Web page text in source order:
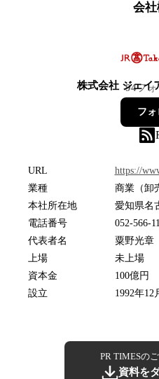
会
株式会社 ジェイ
94フ
フ
URL
https://
業種
商業（卸
本社所在地
愛知県名
電話番号
052-566-
代表者名
粟野光章
上場
未上場
資本金
100億円
設立
1992年12
PR TIMESの
資料を